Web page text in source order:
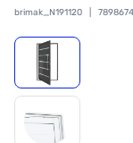
brimak_N191120